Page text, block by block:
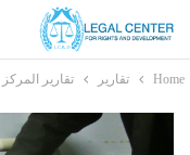
Home تقارير تقارير المركز